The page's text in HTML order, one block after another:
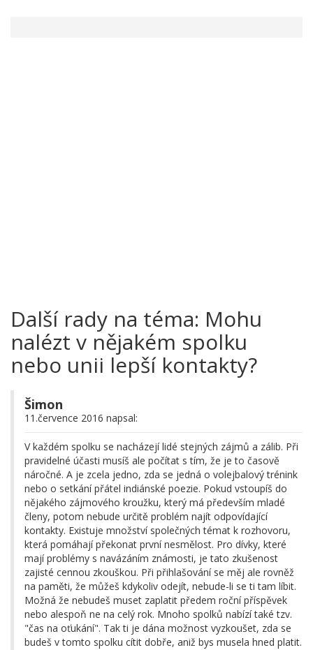
Další rady na téma: Mohu
nalézt v nějakém spolku
nebo unii lepší kontakty?
Šimon
11.července 2016 napsal:
V každém spolku se nacházejí lidé stejných zájmů a zálib. Při
pravidelné účasti musíš ale počítat s tím, že je to časově
náročné. A je zcela jedno, zda se jedná o volejbalový trénink
nebo o setkání přátel indiánské poezie. Pokud vstoupíš do
nějakého zájmového kroužku, který má především mladé
členy, potom nebude určitě problém najít odpovídající
kontakty. Existuje množství společných témat k rozhovoru,
která pomáhají překonat první nesmělost. Pro dívky, které
mají problémy s navázáním známosti, je tato zkušenost
zajisté cennou zkouškou. Při přihlašování se měj ale rovněž
na paměti, že můžeš kdykoliv odejít, nebude-li se ti tam líbit.
Možná že nebudeš muset zaplatit předem roční příspěvek
nebo alespoň ne na celý rok. Mnoho spolků nabízí také tzv.
"čas na oťukání". Tak ti je dána možnost vyzkoušet, zda se
budeš v tomto spolku cítit dobře, aniž bys musela hned platit.